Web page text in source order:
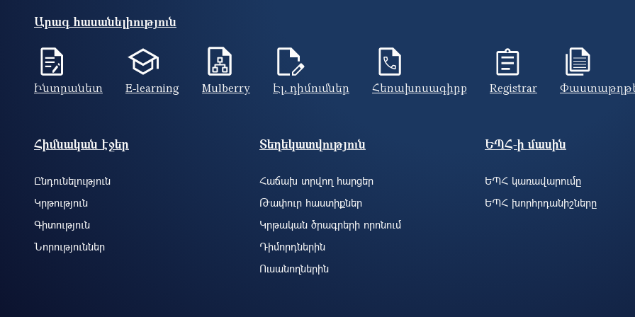
Արագ հասանելիություն
Ինտրանետ E-learning Mulberry Էլ. դիմումներ Հեռախոսագիրք Registrar
Footer site information
Հիմնական էջեր
Ընդունելություն
Կրթություն
Գիտություն
Նորություններ
Տեղեկատվություն
Հաճախ տրվող հարցեր
Թափուր հաստիքներ
Կրթական ծրագրերի որոնում
Դիմորդներին
Ուսանողներին
ԵՊՀ-ի մասին
ԵՊՀ կառավարումը
ԵՊՀ խորհրդանիշները